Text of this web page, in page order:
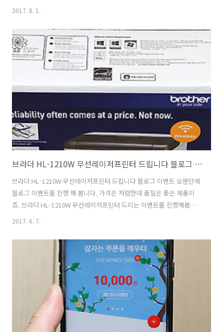
벤트도 응모하는 방법 알려드릴께요. 세븐일레븐 도시락은 매장에 직접
니다. 매장에 갑자기 가서 자신이 원하는 도시락을 사고 싶었는데 없어서
못사는 그런 불상사를 막아줍니다. 도시락을 딱 받고 싶은 시간에 가까운
매장에서 받을 수 있도록 해줍니다. 저도 찾아보니 집 바로 근처에 매장
에서 예약 후 받을 수 있었는데요. 요즘은 컵라면이랑 김밥 이렇게 먹는
분들보다는 좀 잘 되어있는 도시락을 저렴하게 먹는 분들이 훨씬 많습니
다. 세븐일..
2017. 8. 1.
브라더 HL-1210W 무선레이저프린터 드립니다 블로그 이벤트
브라더 HL-1210W 무선레이저프린터 드립니다 블로그 이벤트 오랜만에
블로그 이벤트를 진행 해 봅니다. 가격은 저렴한데 품질은 좋은 제품이
죠. 브라더 HL-1210W 무선레이저프린터 드리는 이벤트를 진행해봅니
니다. 정품 토너가 박스에 기본으로 1개가 내장이 되어있고 별도로 또 하
나의 토너를 드립니다. 브라더 복합기는 제가 MFC-T800W를 사용중 인
데요. 꽤 오래전부터 사용했는데 아직도 안망가지고 잘 씁니다. 브라더는
신뢰도의 상징이죠. 브라더 HL-1210W 무선레이저프린터 이벤트 프린
터 기기들은 원래 상당히 저렴합니다. 가격의 대부분은 토너가격이라고
2017. 6. 7.